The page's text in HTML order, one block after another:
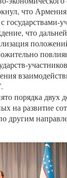
что Армения
государствами-
что
порядка двух
на развитие
другим